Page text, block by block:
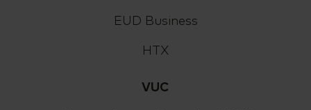
EUD Business
HTX
VUC